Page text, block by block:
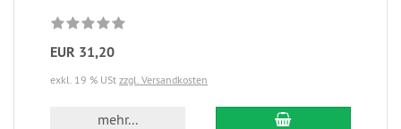
EUR 31,20
exkl. 19 % USt zzgl. Versandkosten
mehr...